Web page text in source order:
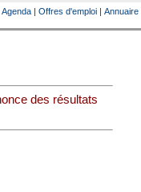
Agenda | Offres d'emploi | Annuaire
des résultats